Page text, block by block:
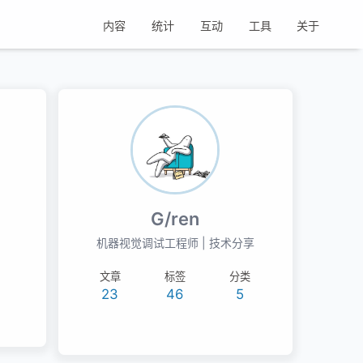
内容 统计 互动 工具 关于
G/ren
机器视觉调试工程师 | 技术分享
文章
23
标签
46
分类
5